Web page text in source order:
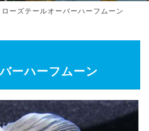
ローズテールオーバーハーフムーン
ーハーフムーン